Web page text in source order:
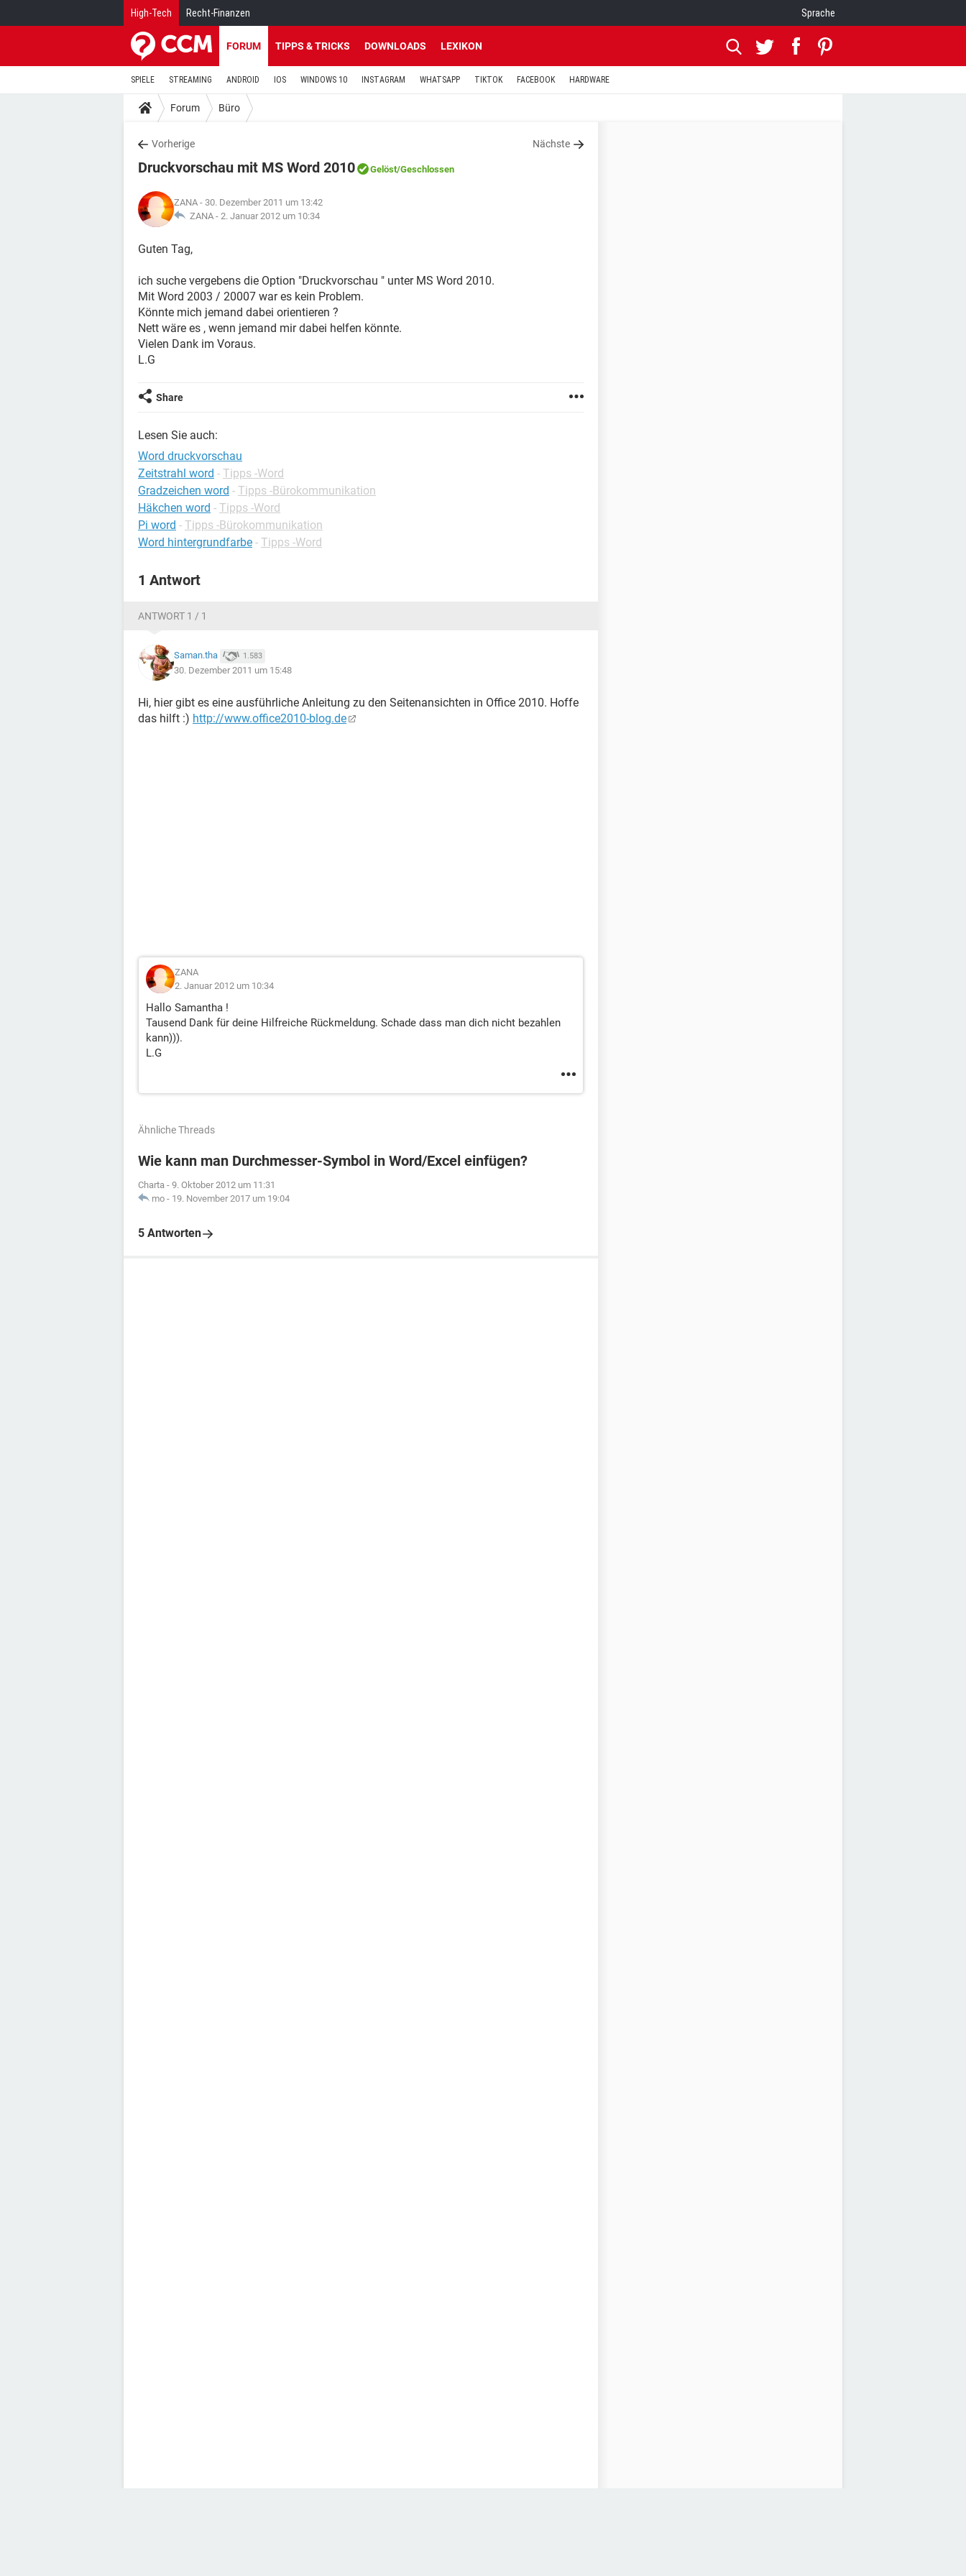
High-Tech Recht-Finanzen Sprache
FORUM TIPPS & TRICKS DOWNLOADS LEXIKON
SPIELE STREAMING ANDROID IOS WINDOWS 10 INSTAGRAM WHATSAPP TIKTOK FACEBOOK HARDWARE
Forum Büro
Vorherige Nächste
Druckvorschau mit MS Word 2010 Gelöst/Geschlossen
ZANA - 30. Dezember 2011 um 13:42
ZANA - 2. Januar 2012 um 10:34
Guten Tag,
ich suche vergebens die Option "Druckvorschau " unter MS Word 2010.
Mit Word 2003 / 20007 war es kein Problem.
Könnte mich jemand dabei orientieren ?
Nett wäre es , wenn jemand mir dabei helfen könnte.
Vielen Dank im Voraus.
L.G
Share
Lesen Sie auch:
Word druckvorschau
Zeitstrahl word - Tipps -Word
Gradzeichen word - Tipps -Bürokommunikation
Häkchen word - Tipps -Word
Pi word - Tipps -Bürokommunikation
Word hintergrundfarbe - Tipps -Word
1 Antwort
ANTWORT 1 / 1
Saman.tha 1.583
30. Dezember 2011 um 15:48
Hi, hier gibt es eine ausführliche Anleitung zu den Seitenansichten in Office 2010. Hoffe
das hilft :) http://www.office2010-blog.de
ZANA
2. Januar 2012 um 10:34
Hallo Samantha !
Tausend Dank für deine Hilfreiche Rückmeldung. Schade dass man dich nicht bezahlen
kann))).
L.G
Ähnliche Threads
Wie kann man Durchmesser-Symbol in Word/Excel einfügen?
Charta - 9. Oktober 2012 um 11:31
mo - 19. November 2017 um 19:04
5 Antworten